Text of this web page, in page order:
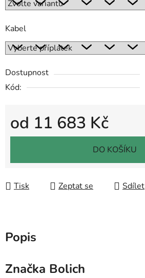
Kabel
Dostupnost
Kód:
od 11 683 Kč
Měrná cena:
DO KOŠÍKU
Tisk Zeptat se Sdílet
Popis
Značka Bolich